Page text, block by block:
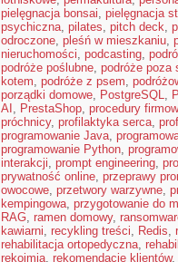
pielęgnacja bonsai, pielęgnacja
psychiczna, pilates, pitch deck,
odroczone, pleśń w mieszkaniu,
nieruchomości, podcasting,
podróże poślubne, podróże poza
kotem, podróże z psem,
porządki domowe, PostgreSQL,
AI , PrestaShop, procedury
próchnicy, profilaktyka serca,
programowanie Java,
programowanie Python,
interakcji, prompt engineering,
prywatność online, przeprawy
owocowe, przetwory warzywne,
kempingowa, przygotowanie do
RAG, ramen domowy,
kawiarni, recykling treści, Redis,
rehabilitacja ortopedyczna,
rękojmia, rekomendacje klientów,